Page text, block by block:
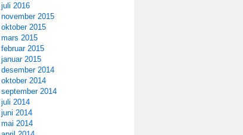
juli 2016
november 2015
oktober 2015
mars 2015
februar 2015
januar 2015
desember 2014
oktober 2014
september 2014
juli 2014
juni 2014
mai 2014